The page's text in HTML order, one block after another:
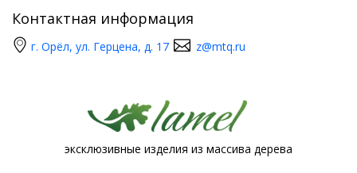
Контактная информация
г. Орёл, ул. Герцена, д. 17 z@mtq.ru
эксклюзивные изделия из массива дерева